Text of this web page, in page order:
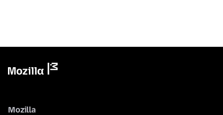
Mozilla